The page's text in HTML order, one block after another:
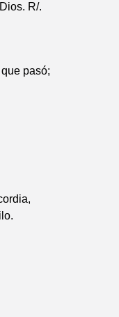
R/.
pasó;